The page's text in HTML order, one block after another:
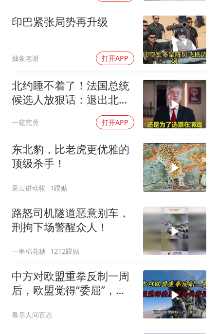
印巴紧张局势再升级
抽象老谢 打开APP
北约睡不着了！法国总统
候选人放狠话：退出北
一窥究竟 打开APP
东北豹，比老虎更优雅的
顶级杀手！
采云讲动物 1跟贴
路怒司机隧道恶意别车，
刑拘下场警醒众人！
一串棉花糖 1212跟贴
中方对欧盟重拳反制一周
后，欧盟觉得“委屈”，欧
看尽人间百态